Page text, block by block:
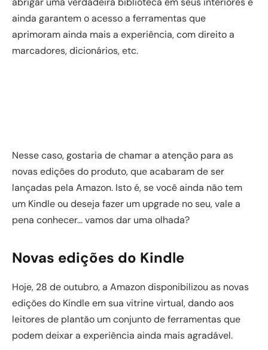
ainda garantem o acesso a ferramentas que
aprimoram ainda mais a experiência, com direito a
marcadores, dicionários, etc.
Nesse caso, gostaria de chamar a atenção para as
novas edições do produto, que acabaram de ser
lançadas pela Amazon. Isto é, se você ainda não tem
um Kindle ou deseja fazer um upgrade no seu, vale a
pena conhecer… vamos dar uma olhada?
Novas edições do Kindle
Hoje, 28 de outubro, a Amazon disponibilizou as novas
edições do Kindle em sua vitrine virtual, dando aos
leitores de plantão um conjunto de ferramentas que
podem deixar a experiência ainda mais agradável.